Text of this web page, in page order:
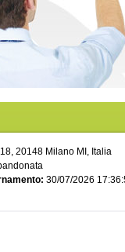
20148 Milano MI, Italia
30/07/2026